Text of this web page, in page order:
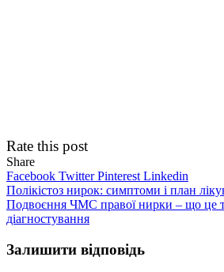
Rate this post
Share
Facebook TwitterPinterestLinkedin
Навігація
записів
Полікістоз нирок: симптоми і план
Подвоєння ЧМС правої нирки – що це
діагностування
Залишити відповідь